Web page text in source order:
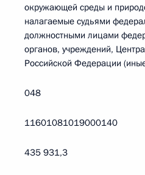
окружающей среды и
налагаемые судьями
должностными лицами
органов, учреждений,
Российской Федерации
048
11601081019000140
435 931,3